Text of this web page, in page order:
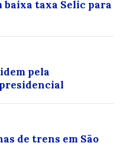
baixa taxa Selic para
pela
de trens em São